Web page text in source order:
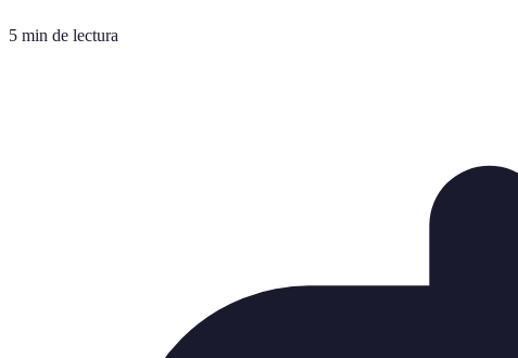
5 min de lectura